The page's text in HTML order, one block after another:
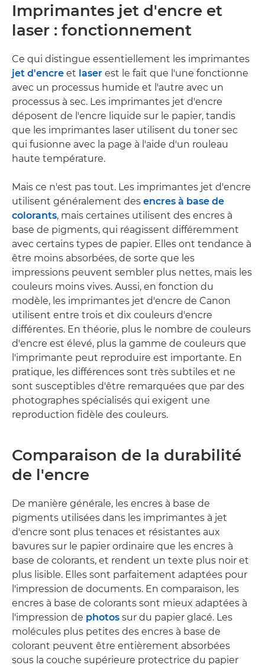
Imprimantes jet d'encre et
laser : fonctionnement
Ce qui distingue essentiellement les imprimantes
jet d'encre et laser est le fait que l'une fonctionne
avec un processus humide et l'autre avec un
processus à sec. Les imprimantes jet d'encre
déposent de l'encre liquide sur le papier, tandis
que les imprimantes laser utilisent du toner sec
qui fusionne avec la page à l'aide d'un rouleau
haute température.
Mais ce n'est pas tout. Les imprimantes jet d'encre
utilisent généralement des encres à base de
colorants, mais certaines utilisent des encres à
base de pigments, qui réagissent différemment
avec certains types de papier. Elles ont tendance à
être moins absorbées, de sorte que les
impressions peuvent sembler plus nettes, mais les
couleurs moins vives. Aussi, en fonction du
modèle, les imprimantes jet d'encre de Canon
utilisent entre trois et dix couleurs d'encre
différentes. En théorie, plus le nombre de couleurs
d'encre est élevé, plus la gamme de couleurs que
l'imprimante peut reproduire est importante. En
pratique, les différences sont très subtiles et ne
sont susceptibles d'être remarquées que par des
photographes spécialisés qui exigent une
reproduction fidèle des couleurs.
Comparaison de la durabilité
de l'encre
De manière générale, les encres à base de
pigments utilisées dans les imprimantes à jet
d'encre sont plus tenaces et résistantes aux
bavures sur le papier ordinaire que les encres à
base de colorants, et rendent un texte plus noir et
plus lisible. Elles sont parfaitement adaptées pour
l'impression de documents. En comparaison, les
encres à base de colorants sont mieux adaptées à
l'impression de photos sur du papier glacé. Les
molécules plus petites des encres à base de
colorant peuvent être entièrement absorbées
sous la couche supérieure protectrice du papier